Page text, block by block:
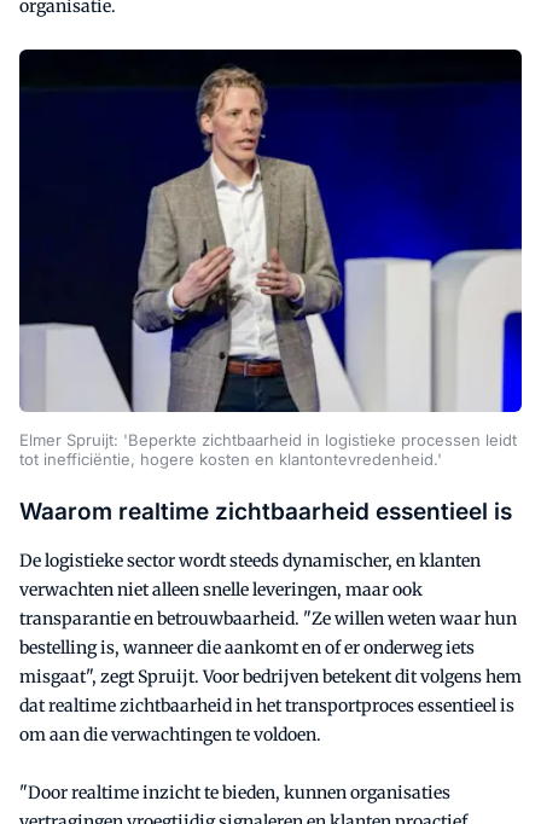
organisatie.
Elmer Spruijt: 'Beperkte zichtbaarheid in logistieke processen leidt
tot inefficiëntie, hogere kosten en klantontevredenheid.'
Waarom realtime zichtbaarheid essentieel is
De logistieke sector wordt steeds dynamischer, en klanten
verwachten niet alleen snelle leveringen, maar ook
transparantie en betrouwbaarheid. "Ze willen weten waar hun
bestelling is, wanneer die aankomt en of er onderweg iets
misgaat", zegt Spruijt. Voor bedrijven betekent dit volgens hem
dat realtime zichtbaarheid in het transportproces essentieel is
om aan die verwachtingen te voldoen.
"Door realtime inzicht te bieden, kunnen organisaties